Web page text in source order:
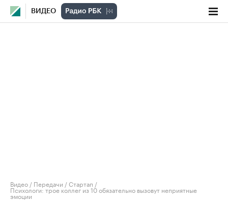
ВИДЕО
Видео / Передачи /Стартап /
Психологи: трое коллег из 10 обязательно вызовут неприятные
эмоции